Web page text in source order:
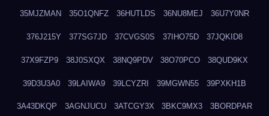
35MJZMAN 35O1QNFZ 36HUTLDS 36NU8MEJ 36U7Y0NR
376J215Y 377SG7JD 37CVGS0S 37IHO75D 37JQKID8
37X9FZP9 38J0SXQX 38NQ9PDV 38O70PCO 38QUD9KX
39D3U3A0 39LAIWA9 39LCYZRI 39MGWN55 39PXKH1B
3A43DKQP 3AGNJUCU 3ATCGY3X 3BKC9MX3 3BORDPAR